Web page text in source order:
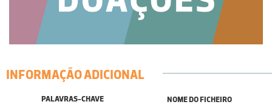
INFORMAÇÃO ADICIONAL
PALAVRAS-CHAVE NOME DO FICHEIRO